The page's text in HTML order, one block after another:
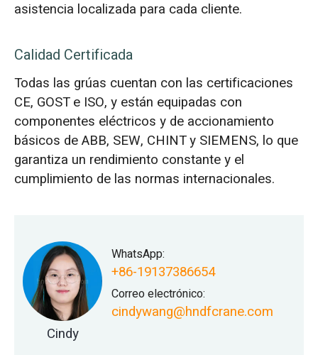
asistencia localizada para cada cliente.
Calidad Certificada
Todas las grúas cuentan con las certificaciones
CE, GOST e ISO, y están equipadas con
componentes eléctricos y de accionamiento
básicos de ABB, SEW, CHINT y SIEMENS, lo que
garantiza un rendimiento constante y el
cumplimiento de las normas internacionales.
Cindy
WhatsApp:
+86-19137386654
Correo electrónico:
cindywang@hndfcrane.com